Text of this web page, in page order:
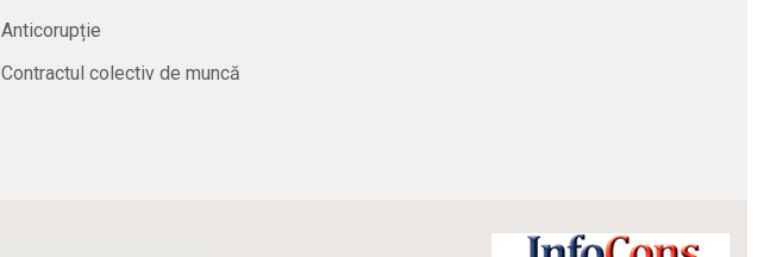
Anticorupție
Contractul colectiv de muncă